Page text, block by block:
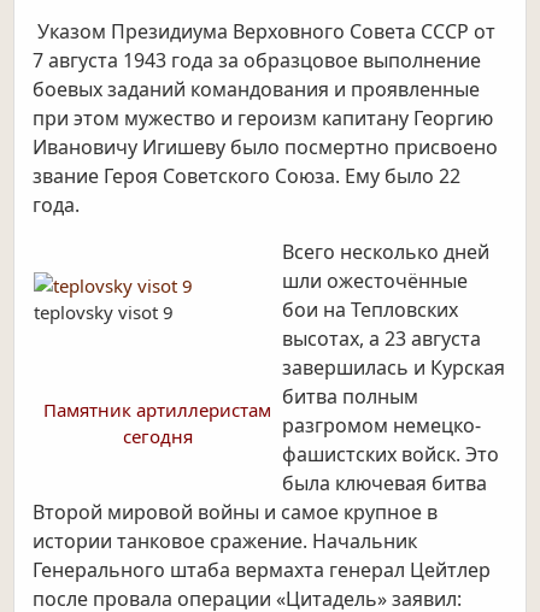
Указом Президиума Верховного Совета СССР от
7 августа 1943 года за образцовое выполнение
боевых заданий командования и проявленные
при этом мужество и героизм капитану Георгию
Ивановичу Игишеву было посмертно присвоено
звание Героя Советского Союза. Ему было 22
года.
teplovsky visot 9
Памятник артиллеристам
сегодня
Всего несколько дней
шли ожесточённые
бои на Тепловских
высотах, а 23 августа
завершилась и Курская
битва полным
разгромом немецко-
фашистских войск. Это
была ключевая битва
Второй мировой войны и самое крупное в
истории танковое сражение. Начальник
Генерального штаба вермахта генерал Цейтлер
после провала операции «Цитадель» заявил: